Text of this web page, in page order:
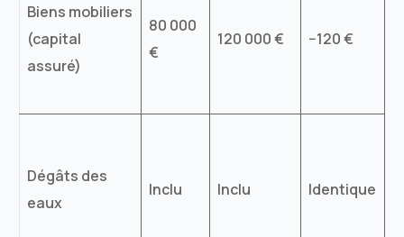
Biens mobiliers
(capital
assuré)
80 000
€
120 000 € −120 €
Dégâts des
eaux
Inclu Inclu Identique